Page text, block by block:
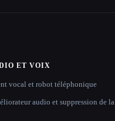
ET VOIX
vocal et robot téléphonique
audio et suppression de la